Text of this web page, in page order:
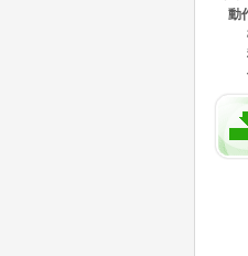
マ
スフ
動